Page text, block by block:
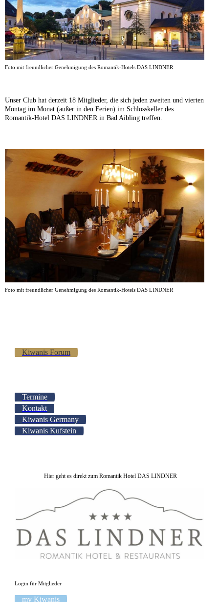
Foto mit freundlicher Genehmigung des Romantik-Hotels DAS LINDNER
Unser Club hat derzeit 18 Mitglieder, die sich jeden zweiten und vierten
Montag im Monat (außer in den Ferien) im Schlosskeller des
Romantik-Hotel DAS LINDNER in Bad Aibling treffen.
Foto mit freundlicher Genehmigung des Romantik-Hotels DAS LINDNER
Kiwanis Forum
Termine
Kontakt
Kiwanis Germany
Kiwanis Kufstein
Hier geht es direkt zum Romantik Hotel DAS LINDNER
Login für Mitglieder
my Kiwanis